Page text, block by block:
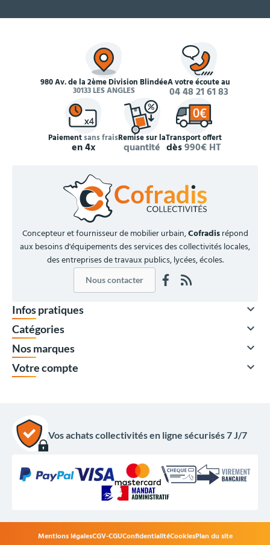
980 Av. de la 2ème Division Blindée
30133 LES ANGLES
À votre écoute au
04 48 21 61 83
Paiementsans frais
en 4x
Remise sur la
quantité
Transport offert
dès990€ HT
Concepteur et fournisseur de mobilier urbain,Cofradisrépond
aux besoins d'équipements des services des collectivités locales,
des entreprises de travaux publics, lycées, écoles.
Nous contacter
Infos pratiques 
Catégories 
Nos marques 
Votre compte 
Vos achats collectivités en ligne sécurisés 7 J/7
Mentions légalesCGV-CGUConfidentialitéCookiesPlan du site